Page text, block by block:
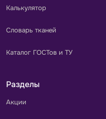
Калькулятор
Словарь тканей
Каталог ГОСТов и ТУ
Разделы
Акции